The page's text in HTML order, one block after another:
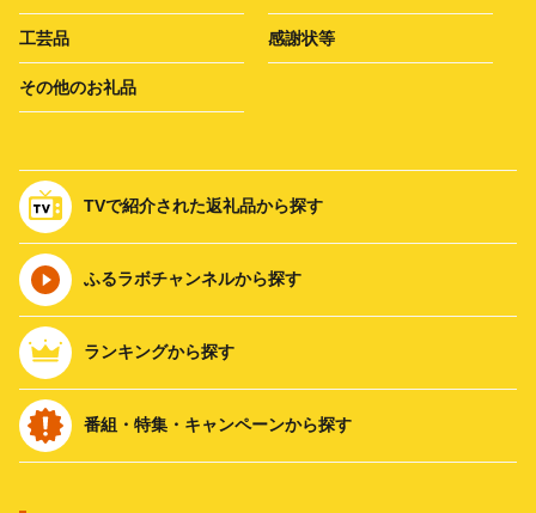
工芸品 感謝状等
その他のお礼品
TVで紹介された返礼品から探す
ふるラボチャンネルから探す
ランキングから探す
番組・特集・キャンペーンから探す